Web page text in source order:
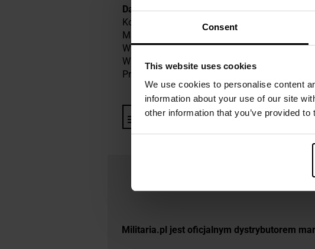
Consent
This website uses cookies
We use cookies to personalise content
information about your use of our site
other information that you’ve provided
Dane techniczne
Kolor: Shadow Grey
Materiał: Cordura
Wymiary: 18,7 x 19 cm
Waga: 65 g
Producent:
Informacja o producencie i
​Militaria.pl jest oficjalnym dystrybutorem